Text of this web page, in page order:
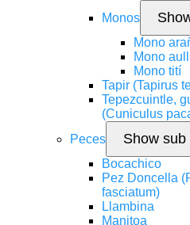
Monos
Mono
Mono
Mono tití
Tapir (Tapirus
Tepezcuintle,
(Cuniculus
Peces
Show sub
Bocachico
Pez Doncella
fasciatum)
Llambina
Manitoa